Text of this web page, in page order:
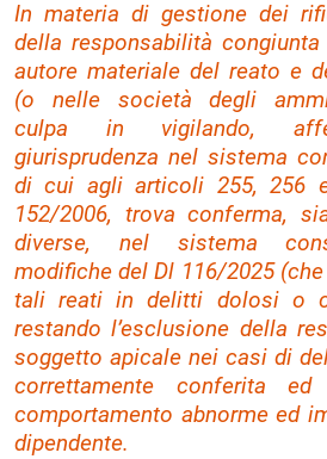
In materia di gestione dei
della responsabilità
autore materiale del reato e
(o nelle società degli
culpa in vigilando,
giurisprudenza nel sistema
di cui agli articoli 255, 256
152/2006, trova conferma,
diverse, nel sistema
modifiche del Dl 116/2025
tali reati in delitti dolosi o
restando l’esclusione della
soggetto apicale nei casi di
correttamente conferita
comportamento abnorme ed
dipendente.